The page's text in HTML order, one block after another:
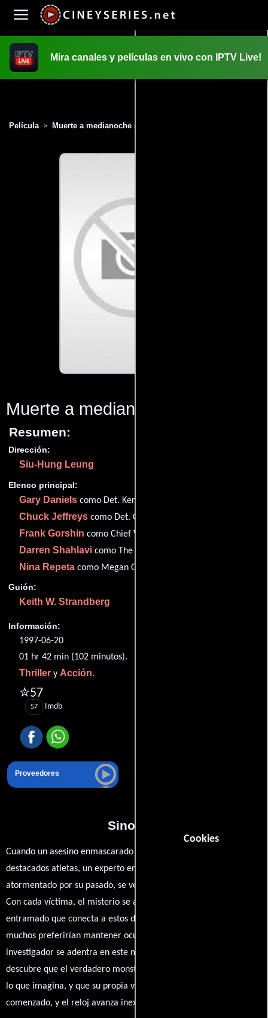
Cookies
Mira canales y películas en vivo con IPTV Live!
Película > Muerte a medianoche (1997)
Muerte a medianoche
Resumen:
Dirección:
Siu-Hung Leung
Elenco principal:
Gary Daniels como Det. Ken O'Hara
Chuck Jeffreys como Det. Chuck Baker
Frank Gorshin como Chief William Hutchins
Darren Shahlavi como The Killer
Nina Repeta como Megan O'Hara
Guión:
Keith W. Strandberg
Información:
1997-06-20
01 hr 42 min (102 minutos).
Thriller y Acción.
✮57
57 Imdb
Proveedores
Sinopsis
Cuando un asesino enmascarado comienza a eliminar a
destacados atletas, un experto en asesinos en serie, retirado y
atormentado por su pasado, se ve obligado a volver a la acción.
Con cada víctima, el misterio se adensa, revelando un oscuro
entramado que conecta a estos deportistas con secretos que
muchos preferirían mantener ocultos. A medida que el
investigador se adentra en este mundo de fama y ambición,
descubre que el verdadero monstruo podría estar más cerca de
lo que imagina, y que su propia vida corre peligro. La caza ha
comenzado, y el reloj avanza inexorablemente.